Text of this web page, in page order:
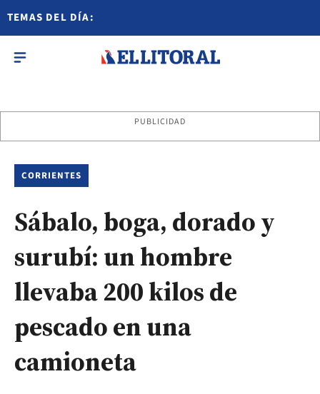
TEMAS DEL DÍA:
PUBLICIDAD
CORRIENTES
Sábalo, boga, dorado y
surubí: un hombre
llevaba 200 kilos de
pescado en una
camioneta